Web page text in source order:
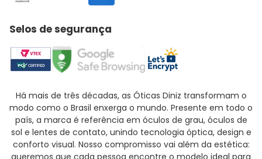
Selos de segurança
Há mais de três décadas, as Óticas Diniz transformam o
modo como o Brasil enxerga o mundo. Presente em todo o
país, a marca é referência em óculos de grau, óculos de
sol e lentes de contato, unindo tecnologia óptica, design e
conforto visual. Nosso compromisso vai além da estética:
queremos que cada pessoa encontre o modelo ideal para